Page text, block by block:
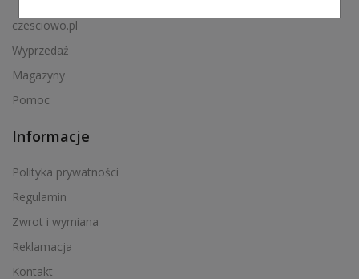
czesciowo.pl
Wyprzedaż
Magazyny
Pomoc
Informacje
Polityka prywatności
Regulamin
Zwrot i wymiana
Reklamacja
Kontakt